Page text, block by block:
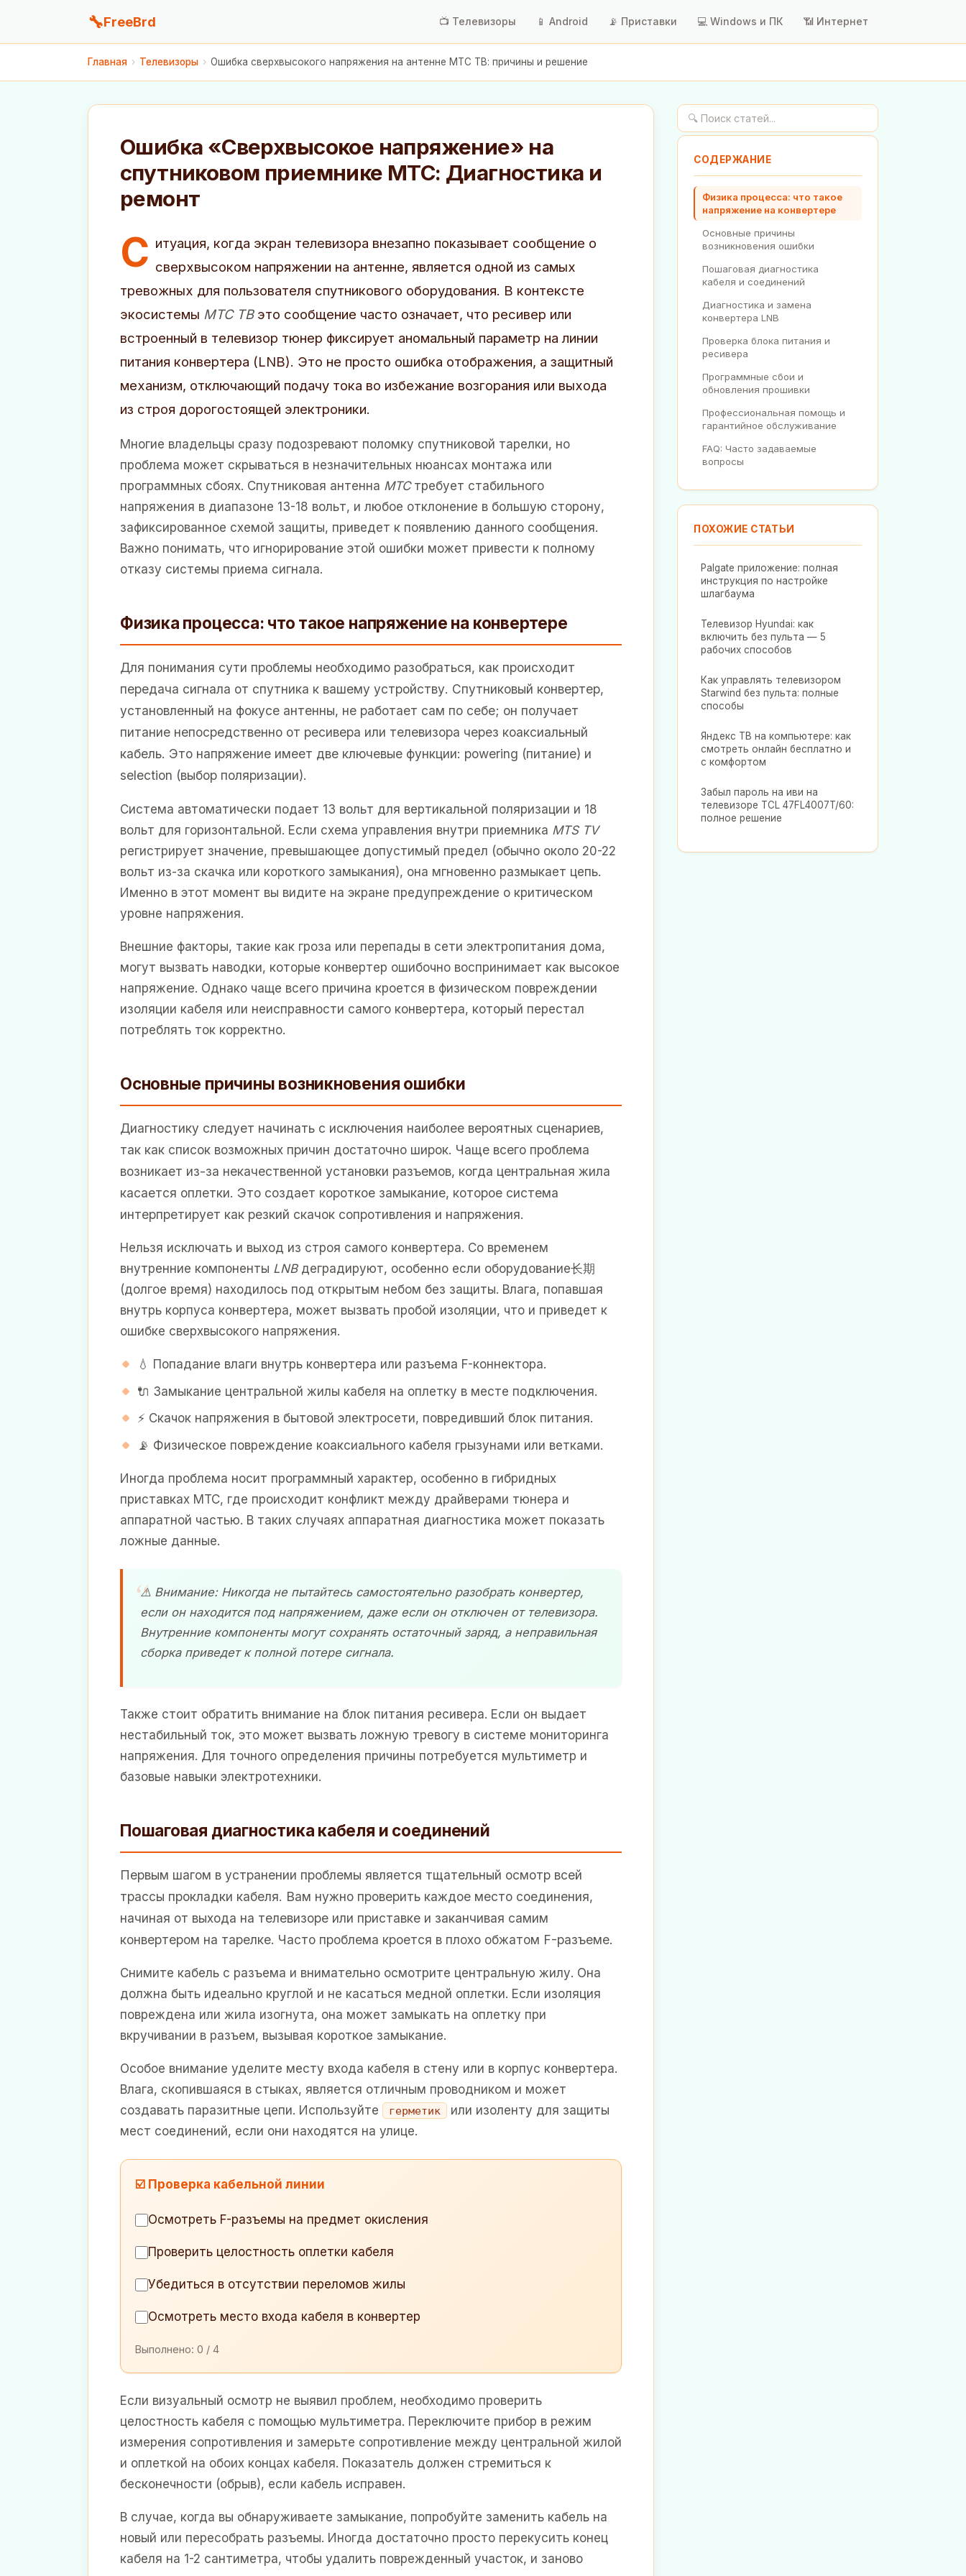
🔧FreeBrd 📺 Телевизоры 📱 Android 📡 Приставки 💻 Windows и ПК 📶 Интернет
Главная › Телевизоры › Ошибка сверхвысокого напряжения на антенне МТС ТВ: причины и решение
Ошибка «Сверхвысокое напряжение» на
спутниковом приемнике МТС: Диагностика и
ремонт
С итуация, когда экран телевизора внезапно показывает сообщение о
сверхвысоком напряжении на антенне, является одной из самых
тревожных для пользователя спутникового оборудования. В контексте
экосистемы МТС ТВэто сообщение часто означает, что ресивер или
встроенный в телевизор тюнер фиксирует аномальный параметр на линии
питания конвертера (LNB). Это не просто ошибка отображения, а защитный
механизм, отключающий подачу тока во избежание возгорания или выхода
из строя дорогостоящей электроники.
Многие владельцы сразу подозревают поломку спутниковой тарелки, но
проблема может скрываться в незначительных нюансах монтажа или
программных сбоях. Спутниковая антенна МТСтребует стабильного
напряжения в диапазоне 13-18 вольт, и любое отклонение в большую сторону,
зафиксированное схемой защиты, приведет к появлению данного сообщения.
Важно понимать, что игнорирование этой ошибки может привести к полному
отказу системы приема сигнала.
Физика процесса: что такое напряжение на конвертере
Для понимания сути проблемы необходимо разобраться, как происходит
передача сигнала от спутника к вашему устройству. Спутниковый конвертер,
установленный на фокусе антенны, не работает сам по себе; он получает
питание непосредственно от ресивера или телевизора через коаксиальный
кабель. Это напряжение имеет две ключевые функции: powering (питание) и
selection (выбор поляризации).
Система автоматически подает 13 вольт для вертикальной поляризации и 18
вольт для горизонтальной. Если схема управления внутри приемника MTS TV
регистрирует значение, превышающее допустимый предел (обычно около 20-22
вольт из-за скачка или короткого замыкания), она мгновенно размыкает цепь.
Именно в этот момент вы видите на экране предупреждение о критическом
уровне напряжения.
Внешние факторы, такие как гроза или перепады в сети электропитания дома,
могут вызвать наводки, которые конвертер ошибочно воспринимает как высокое
напряжение. Однако чаще всего причина кроется в физическом повреждении
изоляции кабеля или неисправности самого конвертера, который перестал
потреблять ток корректно.
Основные причины возникновения ошибки
Диагностику следует начинать с исключения наиболее вероятных сценариев,
так как список возможных причин достаточно широк. Чаще всего проблема
возникает из-за некачественной установки разъемов, когда центральная жила
касается оплетки. Это создает короткое замыкание, которое система
интерпретирует как резкий скачок сопротивления и напряжения.
Нельзя исключать и выход из строя самого конвертера. Со временем
внутренние компоненты LNBдеградируют, особенно если оборудование长期
(долгое время) находилось под открытым небом без защиты. Влага, попавшая
внутрь корпуса конвертера, может вызвать пробой изоляции, что и приведет к
ошибке сверхвысокого напряжения.
💧 Попадание влаги внутрь конвертера или разъема F-коннектора.
🔌 Замыкание центральной жилы кабеля на оплетку в месте подключения.
⚡ Скачок напряжения в бытовой электросети, повредивший блок питания.
📡 Физическое повреждение коаксиального кабеля грызунами или ветками.
Иногда проблема носит программный характер, особенно в гибридных
приставках МТС, где происходит конфликт между драйверами тюнера и
аппаратной частью. В таких случаях аппаратная диагностика может показать
ложные данные.
⚠️ Внимание: Никогда не пытайтесь самостоятельно разобрать конвертер,
если он находится под напряжением, даже если он отключен от телевизора.
Внутренние компоненты могут сохранять остаточный заряд, а неправильная
сборка приведет к полной потере сигнала.
Также стоит обратить внимание на блок питания ресивера. Если он выдает
нестабильный ток, это может вызвать ложную тревогу в системе мониторинга
напряжения. Для точного определения причины потребуется мультиметр и
базовые навыки электротехники.
Пошаговая диагностика кабеля и соединений
Первым шагом в устранении проблемы является тщательный осмотр всей
трассы прокладки кабеля. Вам нужно проверить каждое место соединения,
начиная от выхода на телевизоре или приставке и заканчивая самим
конвертером на тарелке. Часто проблема кроется в плохо обжатом F-разъеме.
Снимите кабель с разъема и внимательно осмотрите центральную жилу. Она
должна быть идеально круглой и не касаться медной оплетки. Если изоляция
повреждена или жила изогнута, она может замыкать на оплетку при
вкручивании в разъем, вызывая короткое замыкание.
Особое внимание уделите месту входа кабеля в стену или в корпус конвертера.
Влага, скопившаяся в стыках, является отличным проводником и может
создавать паразитные цепи. Используйте
герметик
или изоленту для защиты
мест соединений, если они находятся на улице.
☑️ Проверка кабельной линии
Осмотреть F-разъемы на предмет окисления
Проверить целостность оплетки кабеля
Убедиться в отсутствии переломов жилы
Осмотреть место входа кабеля в конвертер
Выполнено: 0 / 4
Если визуальный осмотр не выявил проблем, необходимо проверить
целостность кабеля с помощью мультиметра. Переключите прибор в режим
измерения сопротивления и замерьте сопротивление между центральной жилой
и оплеткой на обоих концах кабеля. Показатель должен стремиться к
бесконечности (обрыв), если кабель исправен.
В случае, когда вы обнаруживаете замыкание, попробуйте заменить кабель на
новый или пересобрать разъемы. Иногда достаточно просто перекусить конец
кабеля на 1-2 сантиметра, чтобы удалить поврежденный участок, и заново
СОДЕРЖАНИЕ
Физика процесса: что такое
напряжение на конвертере
Основные причины
возникновения ошибки
Пошаговая диагностика
кабеля и соединений
Диагностика и замена
конвертера LNB
Проверка блока питания и
ресивера
Программные сбои и
обновления прошивки
Профессиональная помощь и
гарантийное обслуживание
FAQ: Часто задаваемые
вопросы
ПОХОЖИЕ СТАТЬИ
Palgate приложение: полная
инструкция по настройке
шлагбаума
Телевизор Hyundai: как
включить без пульта — 5
рабочих способов
Как управлять телевизором
Starwind без пульта: полные
способы
Яндекс ТВ на компьютере: как
смотреть онлайн бесплатно и
с комфортом
Забыл пароль на иви на
телевизоре TCL 47FL4007T/60:
полное решение